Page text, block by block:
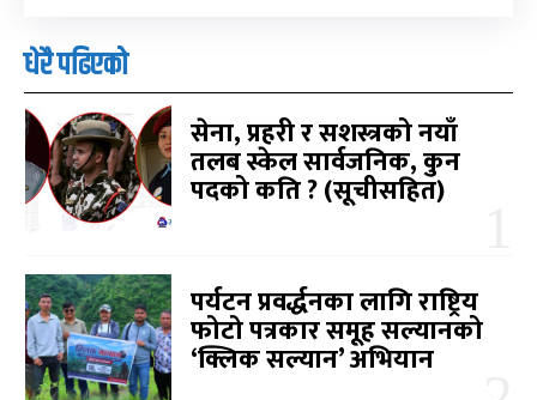
धेरै पढिएको
सेना, प्रहरी र सशस्त्रको नयाँ
तलब स्केल सार्वजनिक, कुन
पदको कति ? (सूचीसहित)
पर्यटन प्रवर्द्धनका लागि राष्ट्रिय
फोटो पत्रकार समूह सल्यानको
‘क्लिक सल्यान’ अभियान